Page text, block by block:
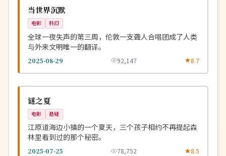
英国
当世界沉默
电影 科幻
全球一夜失声的第三周，伦敦一支聋人合唱团成了人类
与外来文明唯一的翻译。
2025-08-29 92,147 8.7
韩国
谜之夏
电影 悬疑
江原道海边小镇的一个夏天，三个孩子相约不再提起森
林里看到过的那个秘密。
2025-07-25 78,752 8.5